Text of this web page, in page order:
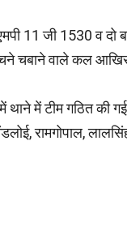
11 जी 1530 व दो
चने चबाने वाले कल
में टीम गठित की
रामगोपाल,